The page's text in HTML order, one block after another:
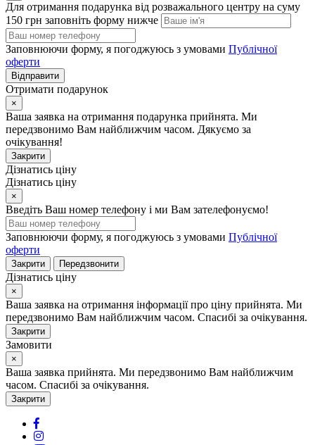
Для отримання подарунка від розважального центру на суму
150 грн заповніть форму нижче
Заповнюючи форму, я погоджуюсь з умовами Публічної
оферти
Відправити
Отримати подарунок
×
Ваша заявка на отримання подарунка прийнята. Ми
передзвонимо Вам найближчим часом. Дякуємо за
очікування!
Закрити
Дізнатись ціну
Дізнатись ціну
×
Введіть Ваш номер телефону і ми Вам зателефонуємо!
Заповнюючи форму, я погоджуюсь з умовами Публічної
оферти
Закрити Передзвонити
Дізнатись ціну
×
Ваша заявка на отримання інформації про ціну прийнята. Ми
передзвонимо Вам найближчим часом. Спасибі за очікування.
Закрити
Замовити
×
Ваша заявка прийнята. Ми передзвонимо Вам найближчим
часом. Спасибі за очікування.
Закрити